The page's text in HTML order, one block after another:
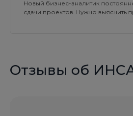
Новый бизнес-аналитик
сдачи проектов. Нужно выяснить
Отзывы об